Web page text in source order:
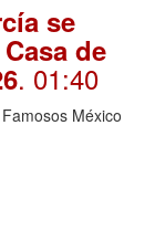
se
de
. 01:40
México